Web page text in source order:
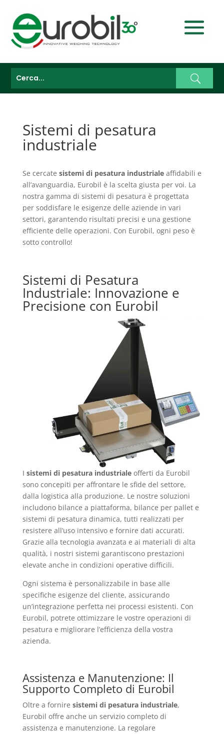
Sistemi di pesatura
industriale
Se cercate sistemi di pesatura industrialeaffidabili e
all’avanguardia, Eurobil è la scelta giusta per voi. La
nostra gamma di sistemi di pesatura è progettata
per soddisfare le esigenze delle aziende in vari
settori, garantendo risultati precisi e una gestione
efficiente delle operazioni. Con Eurobil, ogni peso è
sotto controllo!
Sistemi di Pesatura
Industriale: Innovazione e
Precisione con Eurobil
I sistemi di pesatura industrialeofferti da Eurobil
sono concepiti per affrontare le sfide del settore,
dalla logistica alla produzione. Le nostre soluzioni
includono bilance a piattaforma, bilance per pallet e
sistemi di pesatura dinamica, tutti realizzati per
resistere all’uso intensivo e fornire dati accurati.
Grazie alla tecnologia avanzata e ai materiali di alta
qualità, i nostri sistemi garantiscono prestazioni
elevate anche in condizioni operative difficili.
Ogni sistema è personalizzabile in base alle
specifiche esigenze del cliente, assicurando
un’integrazione perfetta nei processi esistenti. Con
Eurobil, potrete ottimizzare le vostre operazioni di
pesatura e migliorare l’efficienza della vostra
azienda.
Assistenza e Manutenzione: Il
Supporto Completo di Eurobil
Oltre a fornire sistemi di pesatura industriale,
Eurobil offre anche un servizio completo di
assistenza e manutenzione. La regolare